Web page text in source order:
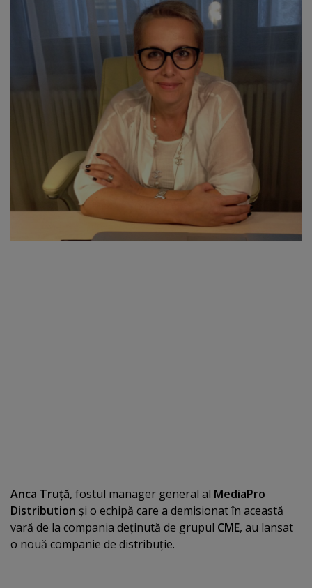
Anca Truţă, fostul manager general al MediaPro
Distribution şi o echipă care a demisionat în această
vară de la compania deţinută de grupul CME, au lansat
o nouă companie de distribuţie.